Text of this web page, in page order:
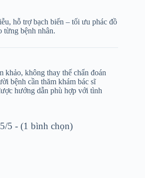
hỗ trợ bạch biến – tối ưu phác đồ
từng bệnh nhân.
khảo, không thay thế chẩn đoán
bệnh cần thăm khám bác sĩ
hướng dẫn phù hợp với tình
5/5 - (1 bình chọn)